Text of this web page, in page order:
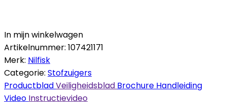
In mijn winkelwagen
Artikelnummer: 107421171
Merk: Nilfisk
Categorie: Stofzuigers
ProductbladVeiligheidsblad Brochure Handleiding
Video Instructievideo